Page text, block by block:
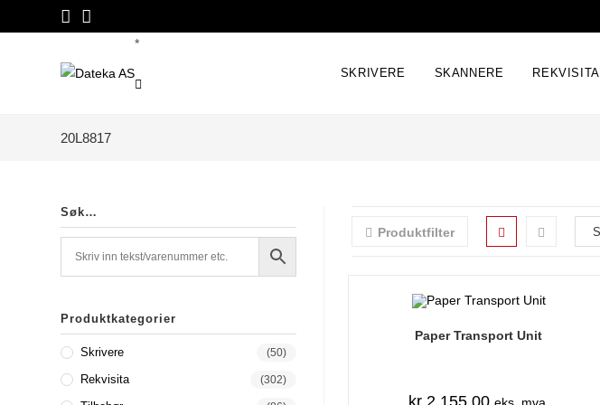
to
*
SKRIVERE SKANNERE REKVISITA
20L8817
Produktfilter
Paper Transport Unit
kr2.155,00
Søk…
Produktkategorier
Skrivere (50)
Rekvisita (302)